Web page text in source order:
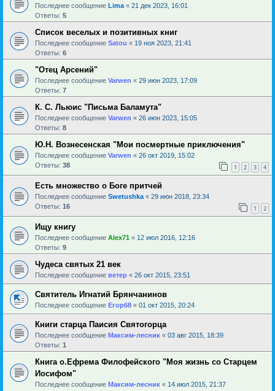
Последнее сообщение Lima « 21 дек 2023, 16:01
Ответы: 5
Список веселых и позитивных книг
Последнее сообщение Satou « 19 ноя 2023, 21:41
Ответы: 6
"Отец Арсений"
Последнее сообщение Varwen « 29 июн 2023, 17:09
Ответы: 7
К. С. Льюис "Письма Баламута"
Последнее сообщение Varwen « 26 июн 2023, 15:05
Ответы: 8
Ю.Н. Вознесенская "Мои посмертные приключения"
Последнее сообщение Varwen « 26 окт 2019, 15:02
Ответы: 38 1 2 3 4
Есть множество о Боге притчей
Последнее сообщение Swetushka « 29 июн 2018, 23:34
Ответы: 16 1 2
Ищу книгу
Последнее сообщение Alex71 « 12 июл 2016, 12:16
Ответы: 9
Чудеса святых 21 век
Последнее сообщение ветер « 26 окт 2015, 23:51
Святитель Игнатий Брянчанинов
Последнее сообщение Егор68 « 01 окт 2015, 20:24
Книги старца Паисия Святогорца
Последнее сообщение Максим-лесник « 03 авг 2015, 18:39
Ответы: 1
Книга о.Ефрема Филофейского "Моя жизнь со Старцем
Иосифом"
Последнее сообщение Максим-лесник « 14 июл 2015, 21:37